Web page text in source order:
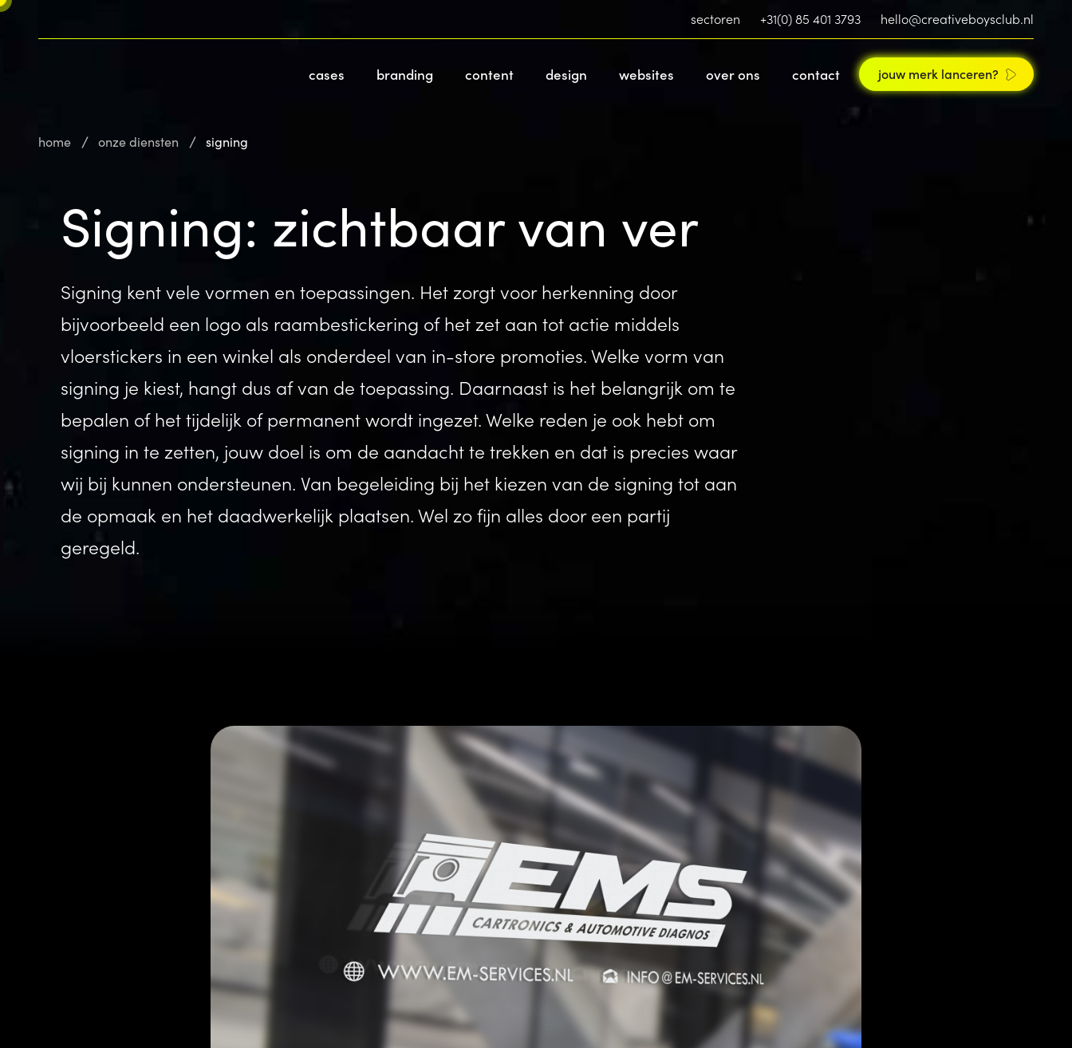
sectoren +31(0) 85 401 3793 hello@creativeboysclub.nl
cases branding content design websites over ons contact jouw merk lanceren?
home onze diensten signing
Signing: zichtbaar van ver
Signing kent vele vormen en toepassingen. Het zorgt voor herkenning door
bijvoorbeeld een logo als raambestickering of het zet aan tot actie middels
vloerstickers in een winkel als onderdeel van in-store promoties. Welke vorm van
signing je kiest, hangt dus af van de toepassing. Daarnaast is het belangrijk om te
bepalen of het tijdelijk of permanent wordt ingezet. Welke reden je ook hebt om
signing in te zetten, jouw doel is om de aandacht te trekken en dat is precies waar
wij bij kunnen ondersteunen. Van begeleiding bij het kiezen van de signing tot aan
de opmaak en het daadwerkelijk plaatsen. Wel zo fijn alles door een partij
geregeld.